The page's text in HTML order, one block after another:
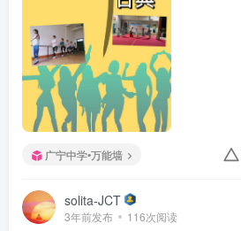
广宁中学•万能墙
solita-JCT
3年前发布 116次阅读